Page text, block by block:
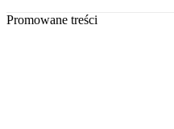
Promowane treści